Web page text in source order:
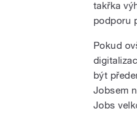
takřka
podporu
Pokud
být
Jobsem
Jobs